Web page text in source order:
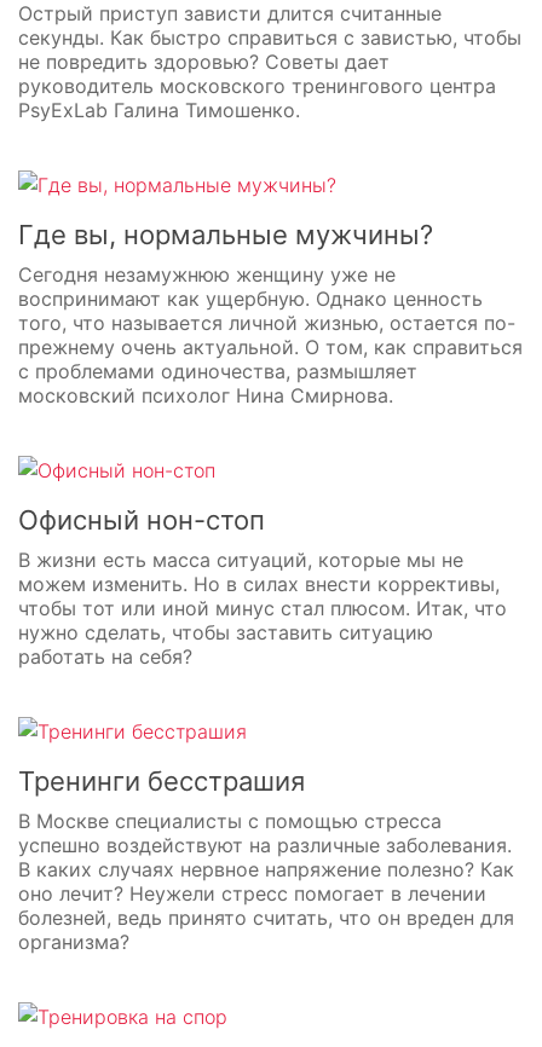
Острый приступ зависти длится считанные
секунды. Как быстро справиться с завистью, чтобы
не повредить здоровью? Советы дает
руководитель московского тренингового центра
PsyExLab Галина Тимошенко.
Где вы, нормальные мужчины?
Сегодня незамужнюю женщину уже не
воспринимают как ущербную. Однако ценность
того, что называется личной жизнью, остается по-
прежнему очень актуальной. О том, как справиться
с проблемами одиночества, размышляет
московский психолог Нина Смирнова.
Офисный нон-стоп
В жизни есть масса ситуаций, которые мы не
можем изменить. Но в силах внести коррективы,
чтобы тот или иной минус стал плюсом. Итак, что
нужно сделать, чтобы заставить ситуацию
работать на себя?
Тренинги бесстрашия
В Москве специалисты с помощью стресса
успешно воздействуют на различные заболевания.
В каких случаях нервное напряжение полезно? Как
оно лечит? Неужели стресс помогает в лечении
болезней, ведь принято считать, что он вреден для
организма?